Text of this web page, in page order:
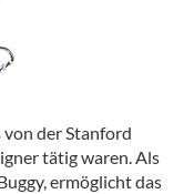
der Stanford
tätig waren. Als
ermöglicht das